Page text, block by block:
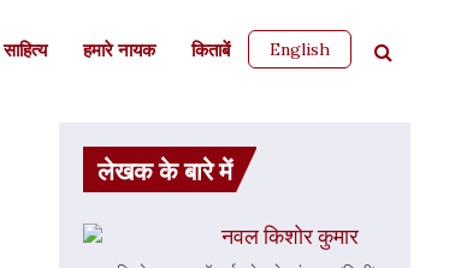
साहित्‍य हमारे नायक किताबें English
लेखक के बारे में
नवल किशोर कुमार